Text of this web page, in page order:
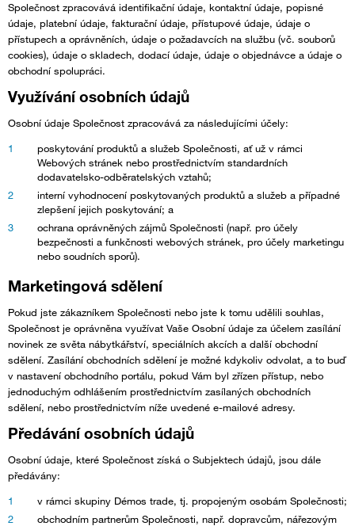
Společnost zpracovává identifikační údaje, kontaktní údaje, popisné
údaje, platební údaje, fakturační údaje, přístupové údaje, údaje o
přístupech a oprávněních, údaje o požadavcích na službu (vč. souborů
cookies), údaje o skladech, dodací údaje, údaje o objednávce a údaje o
obchodní spolupráci.
Využívání osobních údajů
Osobní údaje Společnost zpracovává za následujícími účely:
poskytování produktů a služeb Společnosti, ať už v rámci
Webových stránek nebo prostřednictvím standardních
dodavatelsko-odběratelských vztahů;
interní vyhodnocení poskytovaných produktů a služeb a případné
zlepšení jejich poskytování; a
ochrana oprávněných zájmů Společnosti (např. pro účely
bezpečnosti a funkčnosti webových stránek, pro účely marketingu
nebo soudních sporů).
Marketingová sdělení
Pokud jste zákazníkem Společnosti nebo jste k tomu udělili souhlas,
Společnost je oprávněna využívat Vaše Osobní údaje za účelem zasílání
novinek ze světa nábytkářství, speciálních akcích a další obchodní
sdělení. Zasílání obchodních sdělení je možné kdykoliv odvolat, a to buď
v nastavení obchodního portálu, pokud Vám byl zřízen přístup, nebo
jednoduchým odhlášením prostřednictvím zasílaných obchodních
sdělení, nebo prostřednictvím níže uvedené e-mailové adresy.
Předávání osobních údajů
Osobní údaje, které Společnost získá o Subjektech údajů, jsou dále
předávány:
v rámci skupiny Démos trade, tj. propojeným osobám Společnosti;
obchodním partnerům Společnosti, např. dopravcům, nářezovým